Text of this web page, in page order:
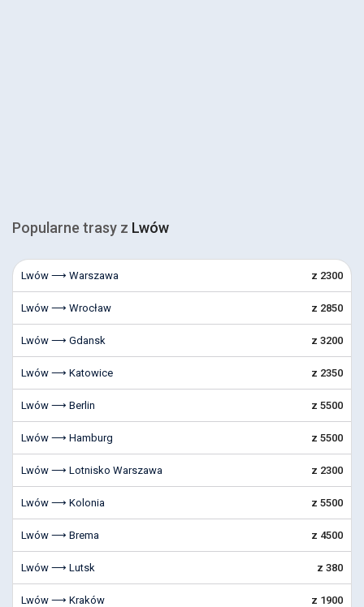
Popularne trasy z Lwów
Lwów ⟶ Warszawa z 2300
Lwów ⟶ Wrocław z 2850
Lwów ⟶ Gdansk z 3200
Lwów ⟶ Katowice z 2350
Lwów ⟶ Berlin z 5500
Lwów ⟶ Hamburg z 5500
Lwów ⟶ Lotnisko Warszawa z 2300
Lwów ⟶ Kolonia z 5500
Lwów ⟶ Brema z 4500
Lwów ⟶ Lutsk z 380
Lwów ⟶ Kraków z 1900